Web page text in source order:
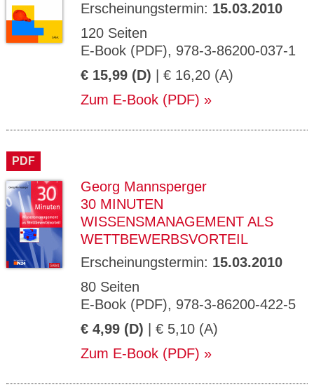
Erscheinungstermin: 15.03.2010
120 Seiten
E-Book (PDF), 978-3-86200-037-1
€ 15,99 (D) | € 16,20 (A)
Zum E-Book (PDF)
PDF
Georg Mannsperger
30 MINUTEN
WISSENSMANAGEMENT ALS
WETTBEWERBSVORTEIL
Erscheinungstermin: 15.03.2010
80 Seiten
E-Book (PDF), 978-3-86200-422-5
€ 4,99 (D) | € 5,10 (A)
Zum E-Book (PDF)